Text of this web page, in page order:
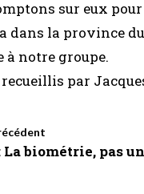
sur eux
dans la province
à notre groupe.
par
La biométrie, pas